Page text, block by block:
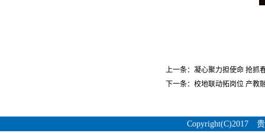
上一条： 凝心聚力担使命 抢抓
下一条： 校地联动拓岗位 产教
Copyright(C)2017